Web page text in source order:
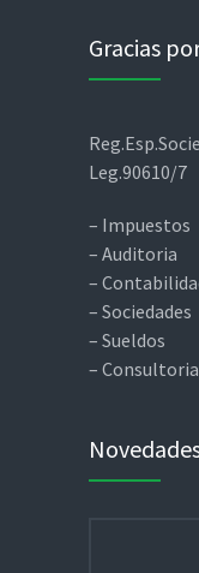
Gracias
Leg.90610/7
– Impuestos
– Auditoria
–
– Sociedades
– Sueldos
– Consultoria